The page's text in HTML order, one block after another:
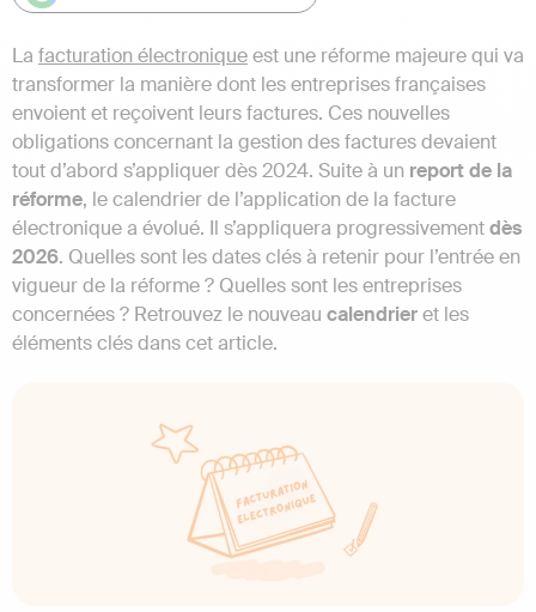
La facturation électroniqueest une réforme majeure qui va
transformer la manière dont les entreprises françaises
envoient et reçoivent leurs factures. Ces nouvelles
obligations concernant la gestion des factures devaient
tout d’abord s’appliquer dès 2024. Suite à un report de la
réforme, le calendrier de l’application de la facture
électronique a évolué. Il s’appliquera progressivementdès
2026. Quelles sont les dates clés à retenir pour l’entrée en
vigueur de la réforme ? Quelles sont les entreprises
concernées ? Retrouvez le nouveau calendrieret les
éléments clés dans cet article.